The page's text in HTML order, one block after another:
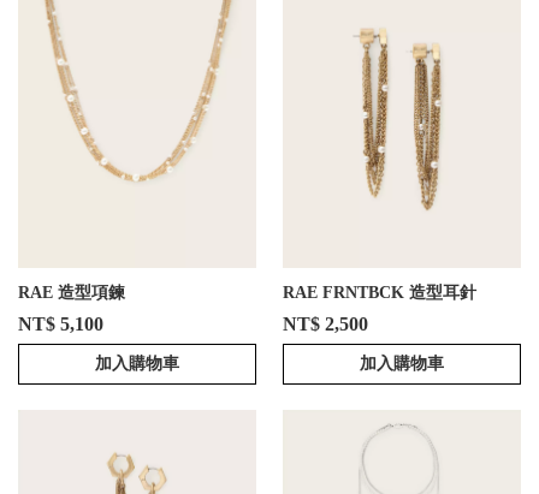
RAE 造型項鍊
NT$ 5,100
加入購物車
RAE FRNTBCK 造型耳針
NT$ 2,500
加入購物車